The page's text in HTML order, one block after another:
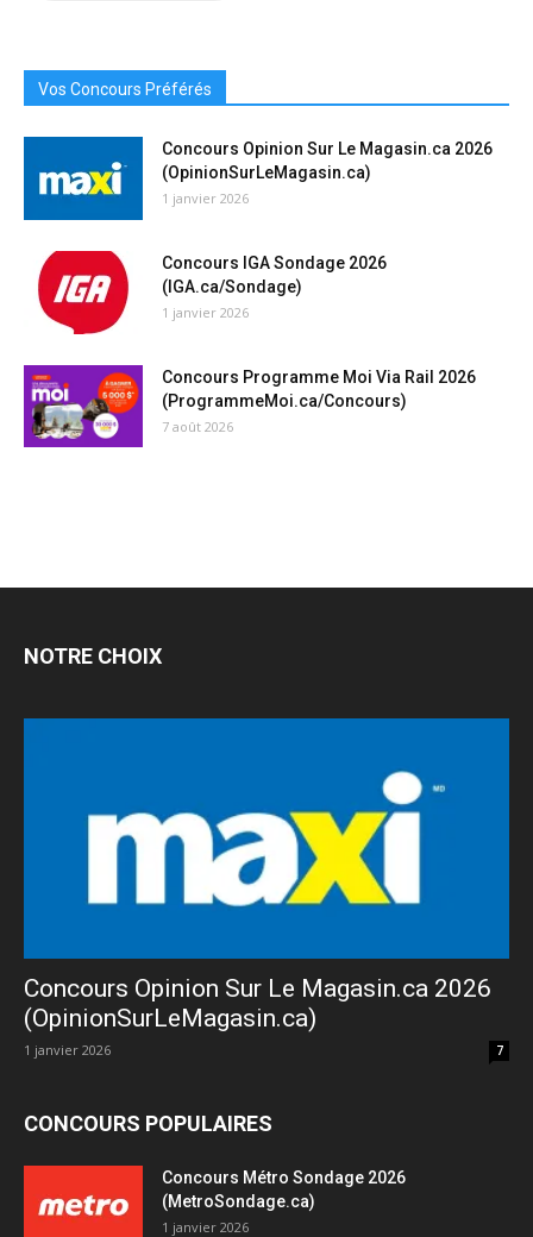
Vos Concours Préférés
Concours Opinion Sur Le Magasin.ca 2026
(OpinionSurLeMagasin.ca)
1 janvier 2026
Concours IGA Sondage 2026
(IGA.ca/Sondage)
1 janvier 2026
Concours Programme Moi Via Rail 2026
(ProgrammeMoi.ca/Concours)
7 août 2026
NOTRE CHOIX
Concours Opinion Sur Le Magasin.ca 2026
(OpinionSurLeMagasin.ca)
1 janvier 2026 7
CONCOURS POPULAIRES
Concours Métro Sondage 2026
(MetroSondage.ca)
1 janvier 2026